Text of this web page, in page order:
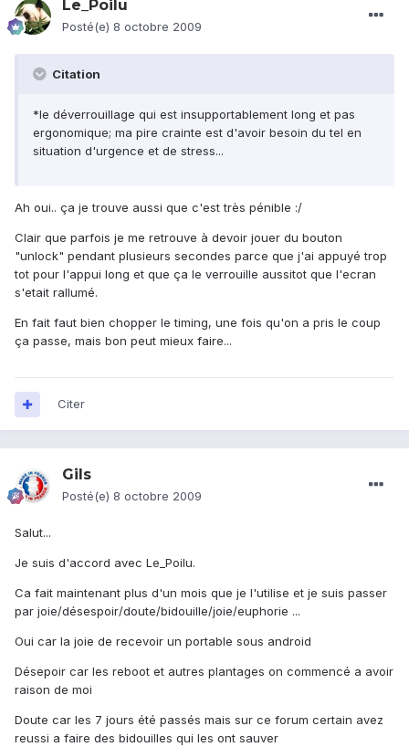
Le_Poilu
Posté(e) 8 octobre 2009
Citation
*le déverrouillage qui est insupportablement long et pas
ergonomique; ma pire crainte est d'avoir besoin du tel en
situation d'urgence et de stress...
Ah oui.. ça je trouve aussi que c'est très pénible :/
Clair que parfois je me retrouve à devoir jouer du bouton
"unlock" pendant plusieurs secondes parce que j'ai appuyé trop
tot pour l'appui long et que ça le verrouille aussitot que l'ecran
s'etait rallumé.
En fait faut bien chopper le timing, une fois qu'on a pris le coup
ça passe, mais bon peut mieux faire...
Citer
Gils
Posté(e) 8 octobre 2009
Salut...
Je suis d'accord avec Le_Poilu.
Ca fait maintenant plus d'un mois que je l'utilise et je suis passer
par joie/désespoir/doute/bidouille/joie/euphorie ...
Oui car la joie de recevoir un portable sous android
Désepoir car les reboot et autres plantages on commencé a avoir
raison de moi
Doute car les 7 jours été passés mais sur ce forum certain avez
reussi a faire des bidouilles qui les ont sauver